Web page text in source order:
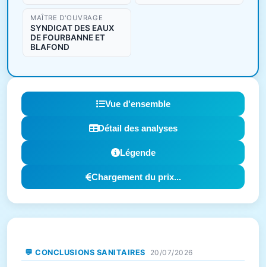
MAÎTRE D'OUVRAGE
SYNDICAT DES EAUX
DE FOURBANNE ET
BLAFOND
Vue d'ensemble
Détail des analyses
Légende
Chargement du prix...
💬 CONCLUSIONS SANITAIRES 20/07/2026